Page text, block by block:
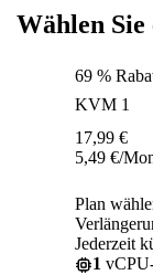
Wählen
69 %
KVM 1
17,99 €
5,49 €/
Plan
Jederzeit
1